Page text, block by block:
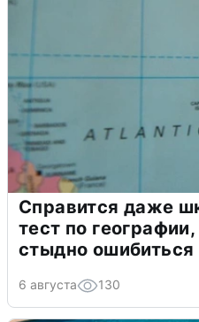
Справится даже
тест по
стыдно ошибиться
6 августа 130